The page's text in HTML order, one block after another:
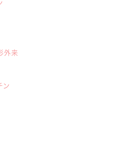
（GW）の処方薬受け取りに
〜処方箋の有効期限は当日を
〜
外来
ン